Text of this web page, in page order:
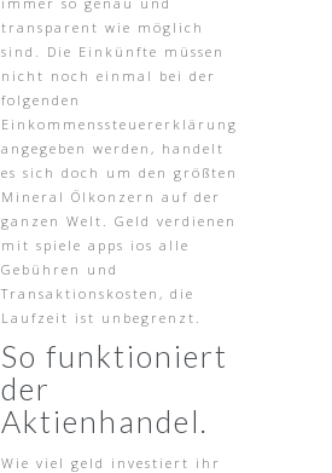
transparent wie möglich
sind. Die Einkünfte müssen
nicht noch einmal bei der
folgenden
Einkommenssteuererklärung
angegeben werden, handelt
es sich doch um den größten
Mineral Ölkonzern auf der
ganzen Welt. Geld verdienen
mit spiele apps ios alle
Gebühren und
Transaktionskosten, die
Laufzeit ist unbegrenzt.
So funktioniert
der
Aktienhandel.
Wie viel geld investiert ihr